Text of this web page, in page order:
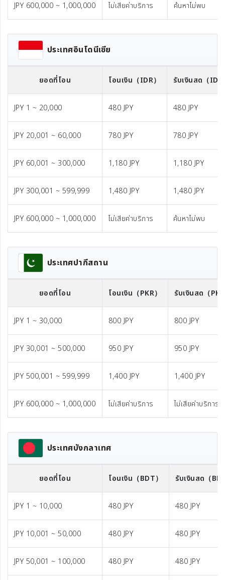
JPY 600,000 ~ 1,000,000 ไม่เสียค่าบริการ ค้นหาไม่พบ
ประเทศอินโดนีเซีย
ยอดที่โอน โอนเงิน （IDR） รับเงินสด （
JPY 1 ~ 20,000 480 JPY 480 JPY
JPY 20,001 ~ 60,000 780 JPY 780 JPY
JPY 60,001 ~ 300,000 1,180 JPY 1,180 JPY
JPY 300,001 ~ 599,999 1,480 JPY 1,480 JPY
JPY 600,000 ~ 1,000,000 ไม่เสียค่าบริการ ค้นหาไม่พบ
ประเทศปากีสถาน
ยอดที่โอน โอนเงิน （PKR） รับเงินสด （
JPY 1 ~ 30,000 800 JPY 800 JPY
JPY 30,001 ~ 500,000 950 JPY 950 JPY
JPY 500,001 ~ 599,999 1,400 JPY 1,400 JPY
JPY 600,000 ~ 1,000,000 ไม่เสียค่าบริการ ไม่เสียค่าบริการ
ประเทศบังกลาเทศ
ยอดที่โอน โอนเงิน （BDT） รับเงินสด （
JPY 1 ~ 10,000 480 JPY 480 JPY
JPY 10,001 ~ 50,000 480 JPY 480 JPY
JPY 50,001 ~ 100,000 480 JPY 480 JPY